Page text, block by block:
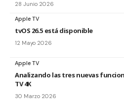
28 Junio 2026
Apple TV
tvOS 26.5 está disponible
12 Mayo 2026
Apple TV
Analizando las tres nuevas
TV 4K
30 Marzo 2026